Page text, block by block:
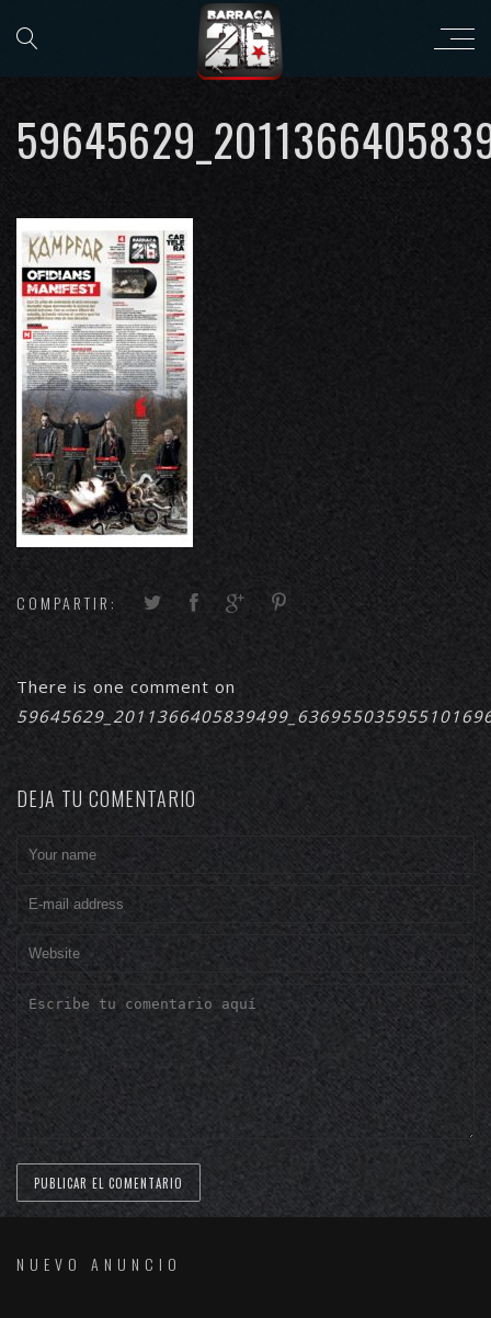
COMPARTIR:
There is one comment on
DEJA TU COMENTARIO
NUEVO ANUNCIO